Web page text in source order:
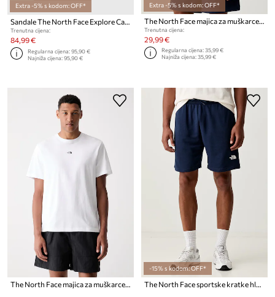
Extra -5% s kodom: OFF*
Sandale The North Face Explore Camp
Trenutna cijena:
84,99 €
Regularna cijena:95,90 €
Najniža cijena:95,90 €
Extra -5% s kodom: OFF*
The North Face majica za muškarce od pamuka Essential Center Logo
Trenutna cijena:
29,99 €
Regularna cijena:35,99 €
Najniža cijena:35,99 €
The North Face majica za muškarce od pamuka Essential Center Logo
-15% s kodom: OFF*
The North Face sportske kratke hlače za muškarce s pamukom SIMPLE DOME LIGHT REGULAR